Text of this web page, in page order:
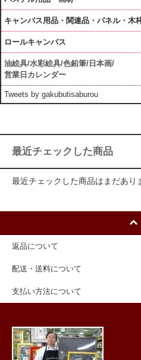
キャンバス用品・関連品・パネル・木
ロールキャンバス
油絵具/水彩絵具/色鉛筆/日本画/
営業日カレンダー
Tweets by gakubutisaburou
最近チェックした商品
最近チェックした商品はまだあり
返品について
配送・送料について
支払い方法について